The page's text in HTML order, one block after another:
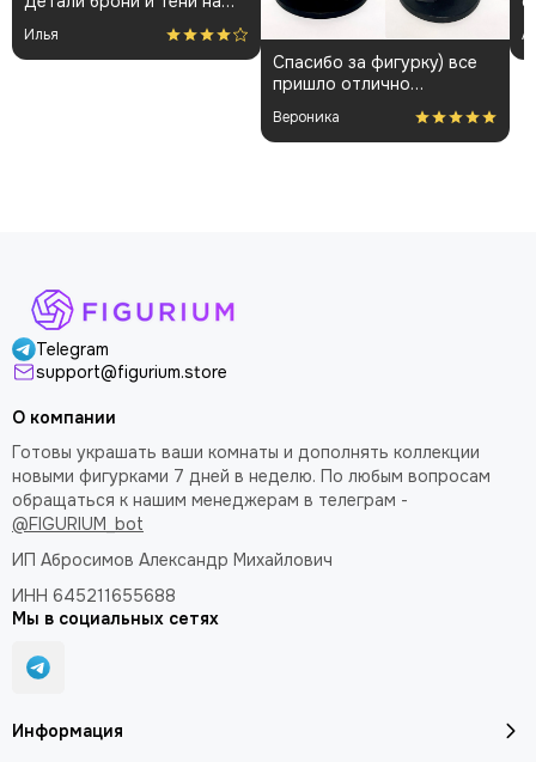
плаще проработаны
аккуратно. Пришла быстро
и без повреждений.
Илья
Спасибо за фигурку) все
пришло отлично
упакованным. Отдельная
благодарность за
покраску модели.
Вероника
Telegram
support@figurium.store
Информация
О компании
Готовы украшать ваши комнаты и дополнять коллекции
новыми фигурками 7 дней в неделю. По любым вопросам
обращаться к нашим менеджерам в телеграм -
@FIGURIUM_bot
ИП Абросимов Александр Михайлович
ИНН 645211655688
Мы в социальных сетях